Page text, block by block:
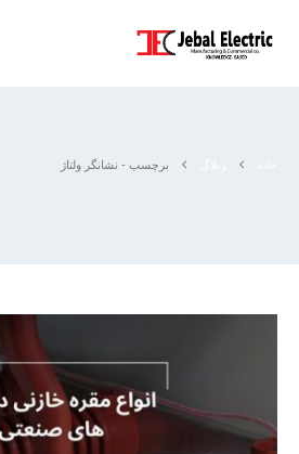
برچسب - نشانگر ولتاژ